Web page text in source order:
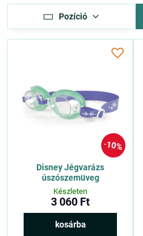
Pozíció
10%
Disney Jégvarázs
úszószemüveg
Készleten
3 060 Ft
kosárba